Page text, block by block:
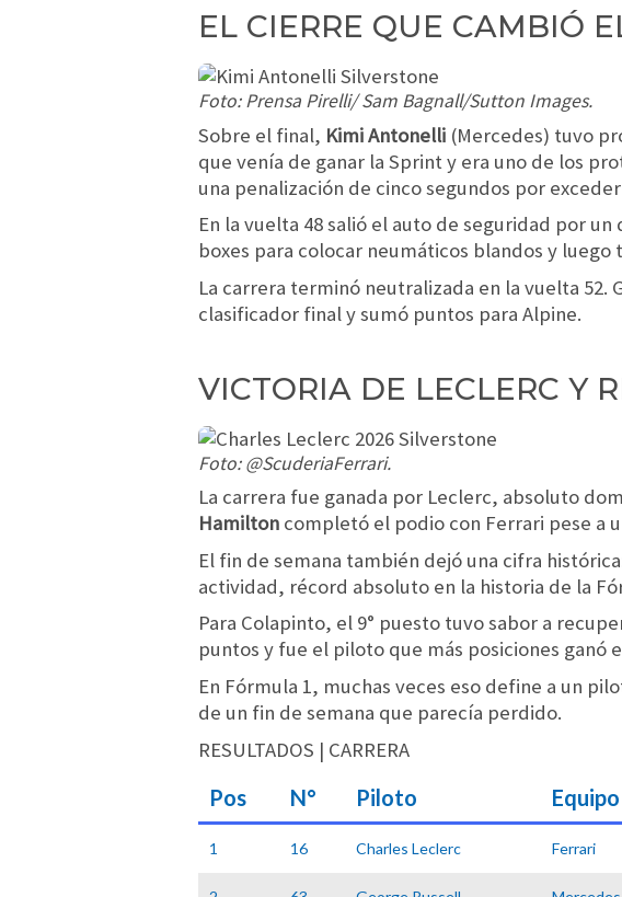
EL CIERRE QUE CAMBIÓ
Foto: Prensa Pirelli/ Sam Bagnall/Sutton Images.
Sobre el final, Kimi Antonelli (Mercedes) tuvo
que venía de ganar la Sprint y era uno de los
una penalización de cinco segundos por
En la vuelta 48 salió el auto de seguridad por un
boxes para colocar neumáticos blandos y luego
La carrera terminó neutralizada en la vuelta 52.
clasificador final y sumó puntos para Alpine.
VICTORIA DE LECLERC Y
Foto: @ScuderiaFerrari.
La carrera fue ganada por Leclerc, absoluto
Hamilton completó el podio con Ferrari pese a
El fin de semana también dejó una cifra
actividad, récord absoluto en la historia de la
Para Colapinto, el 9° puesto tuvo sabor a
puntos y fue el piloto que más posiciones ganó
En Fórmula 1, muchas veces eso define a un
de un fin de semana que parecía perdido.
RESULTADOS | CARRERA
Pos N° Piloto Equipo
1 16 Charles Leclerc Ferrari